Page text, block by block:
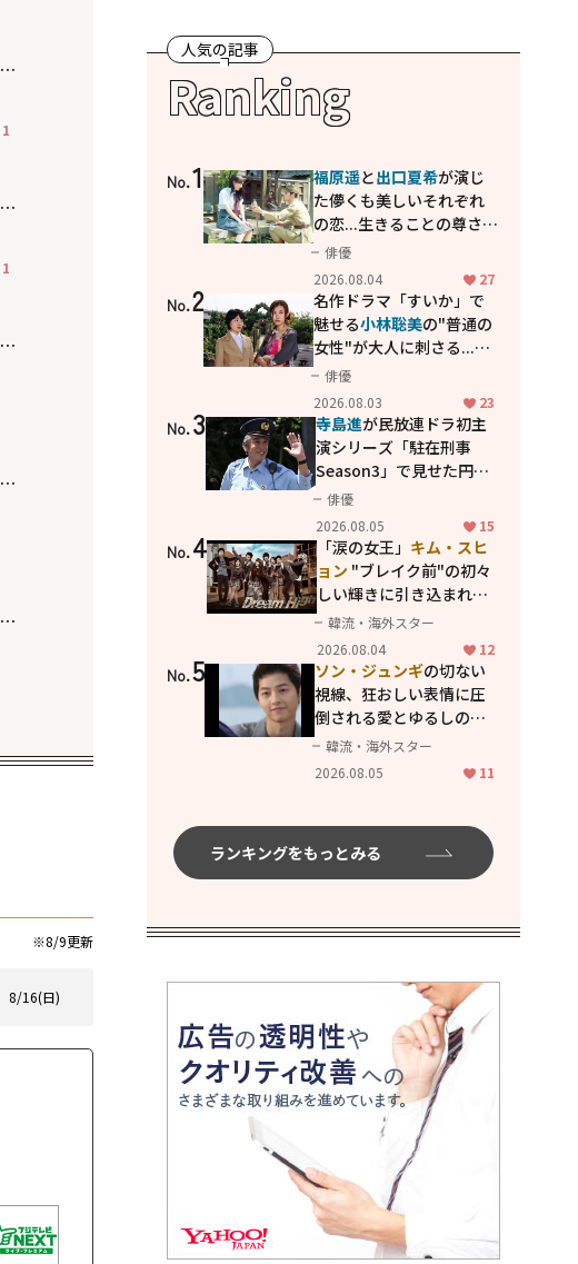
1
1
※8/9更新
8/16(日)
人気の記事
Ranking
No.1 福原遥と出口夏希が演じ
た儚くも美しいそれぞれ
の恋...生きることの尊さを
教えてくれた映画「あの
花が咲く丘で、君とまた出
会えたら。」
俳優
2026.08.04
27
No.2
名作ドラマ「すいか」で
魅せる小林聡美の"普通の
女性"が大人に刺さる...映
画「かもめ食堂」にも通
じる静かな芝居
俳優
2026.08.03
23
No.3 寺島進が民放連ドラ初主
演シリーズ「駐在刑事
Season3」で見せた円熟
の演技
俳優
2026.08.05
15
No.4 「涙の女王」 キム・スヒ
ョン "ブレイク前"の初々
しい輝きに引き込まれ
る...2PM テギョン
共演の青春名作「ドリー
ムハイ」
韓流・海外スター
2026.08.04
12
No.5 ソン・ジュンギの切ない
視線、狂おしい表情に圧
倒される――愛とゆるしの人
間ドラマ「優しい男」
韓流・海外スター
2026.08.05
11
ランキングをもっとみる